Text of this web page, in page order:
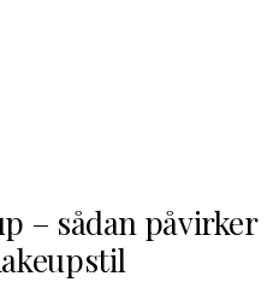
– sådan påvirker